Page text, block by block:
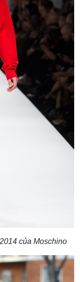
của Moschino